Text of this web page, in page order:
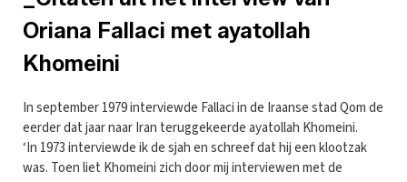
Oriana Fallaci met ayatollah
Khomeini
In september 1979 interviewde Fallaci in de Iraanse stad Qom de
eerder dat jaar naar Iran teruggekeerde ayatollah Khomeini.
‘In 1973 interviewde ik de sjah en schreef dat hij een klootzak
was. Toen liet Khomeini zich door mij interviewen met de